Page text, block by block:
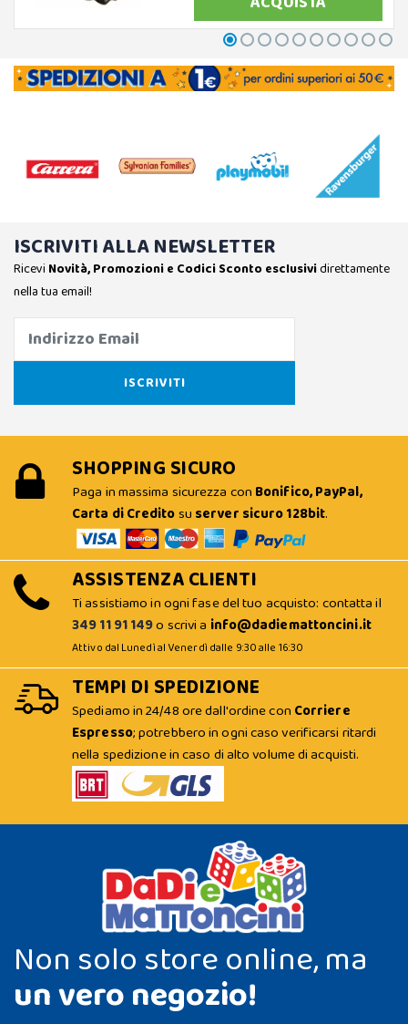
ISCRIVITI ALLA NEWSLETTER
Ricevi Novità, Promozioni e Codici Sconto esclusividirettamente
nella tua email!
SHOPPING SICURO
Paga in massima sicurezza con Bonifico, PayPal,
Carta di Creditosu server sicuro 128bit.
ASSISTENZA CLIENTI
Ti assistiamo in ogni fase del tuo acquisto: contatta il
349 11 91 149o scrivi a info@dadiemattoncini.it
Attivo dal Lunedì al Venerdì dalle 9:30 alle 16:30
TEMPI DI SPEDIZIONE
Spediamo in 24/48 ore dall'ordine con Corriere
Espresso; potrebbero in ogni caso verificarsi ritardi
nella spedizione in caso di alto volume di acquisti.
Non solo store online, ma
un vero negozio!